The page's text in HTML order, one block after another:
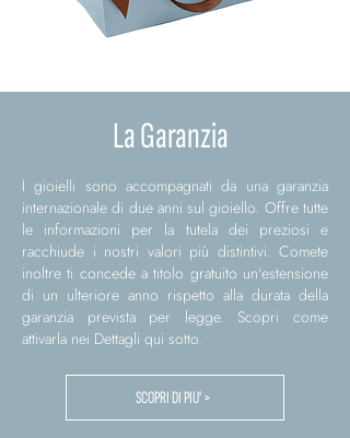
La Garanzia
I gioielli sono accompagnati da una garanzia
internazionale di due anni sul gioiello. Offre tutte
le informazioni per la tutela dei preziosi e
racchiude i nostri valori più distintivi. Comete
inoltre ti concede a titolo gratuito un'estensione
di un ulteriore anno rispetto alla durata della
garanzia prevista per legge. Scopri come
attivarla nei Dettagli qui sotto.
SCOPRI DI PIU' >